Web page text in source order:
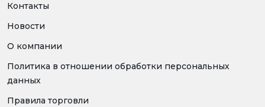
Контакты
Новости
О компании
Политика в отношении обработки персональных
данных
Правила торговли